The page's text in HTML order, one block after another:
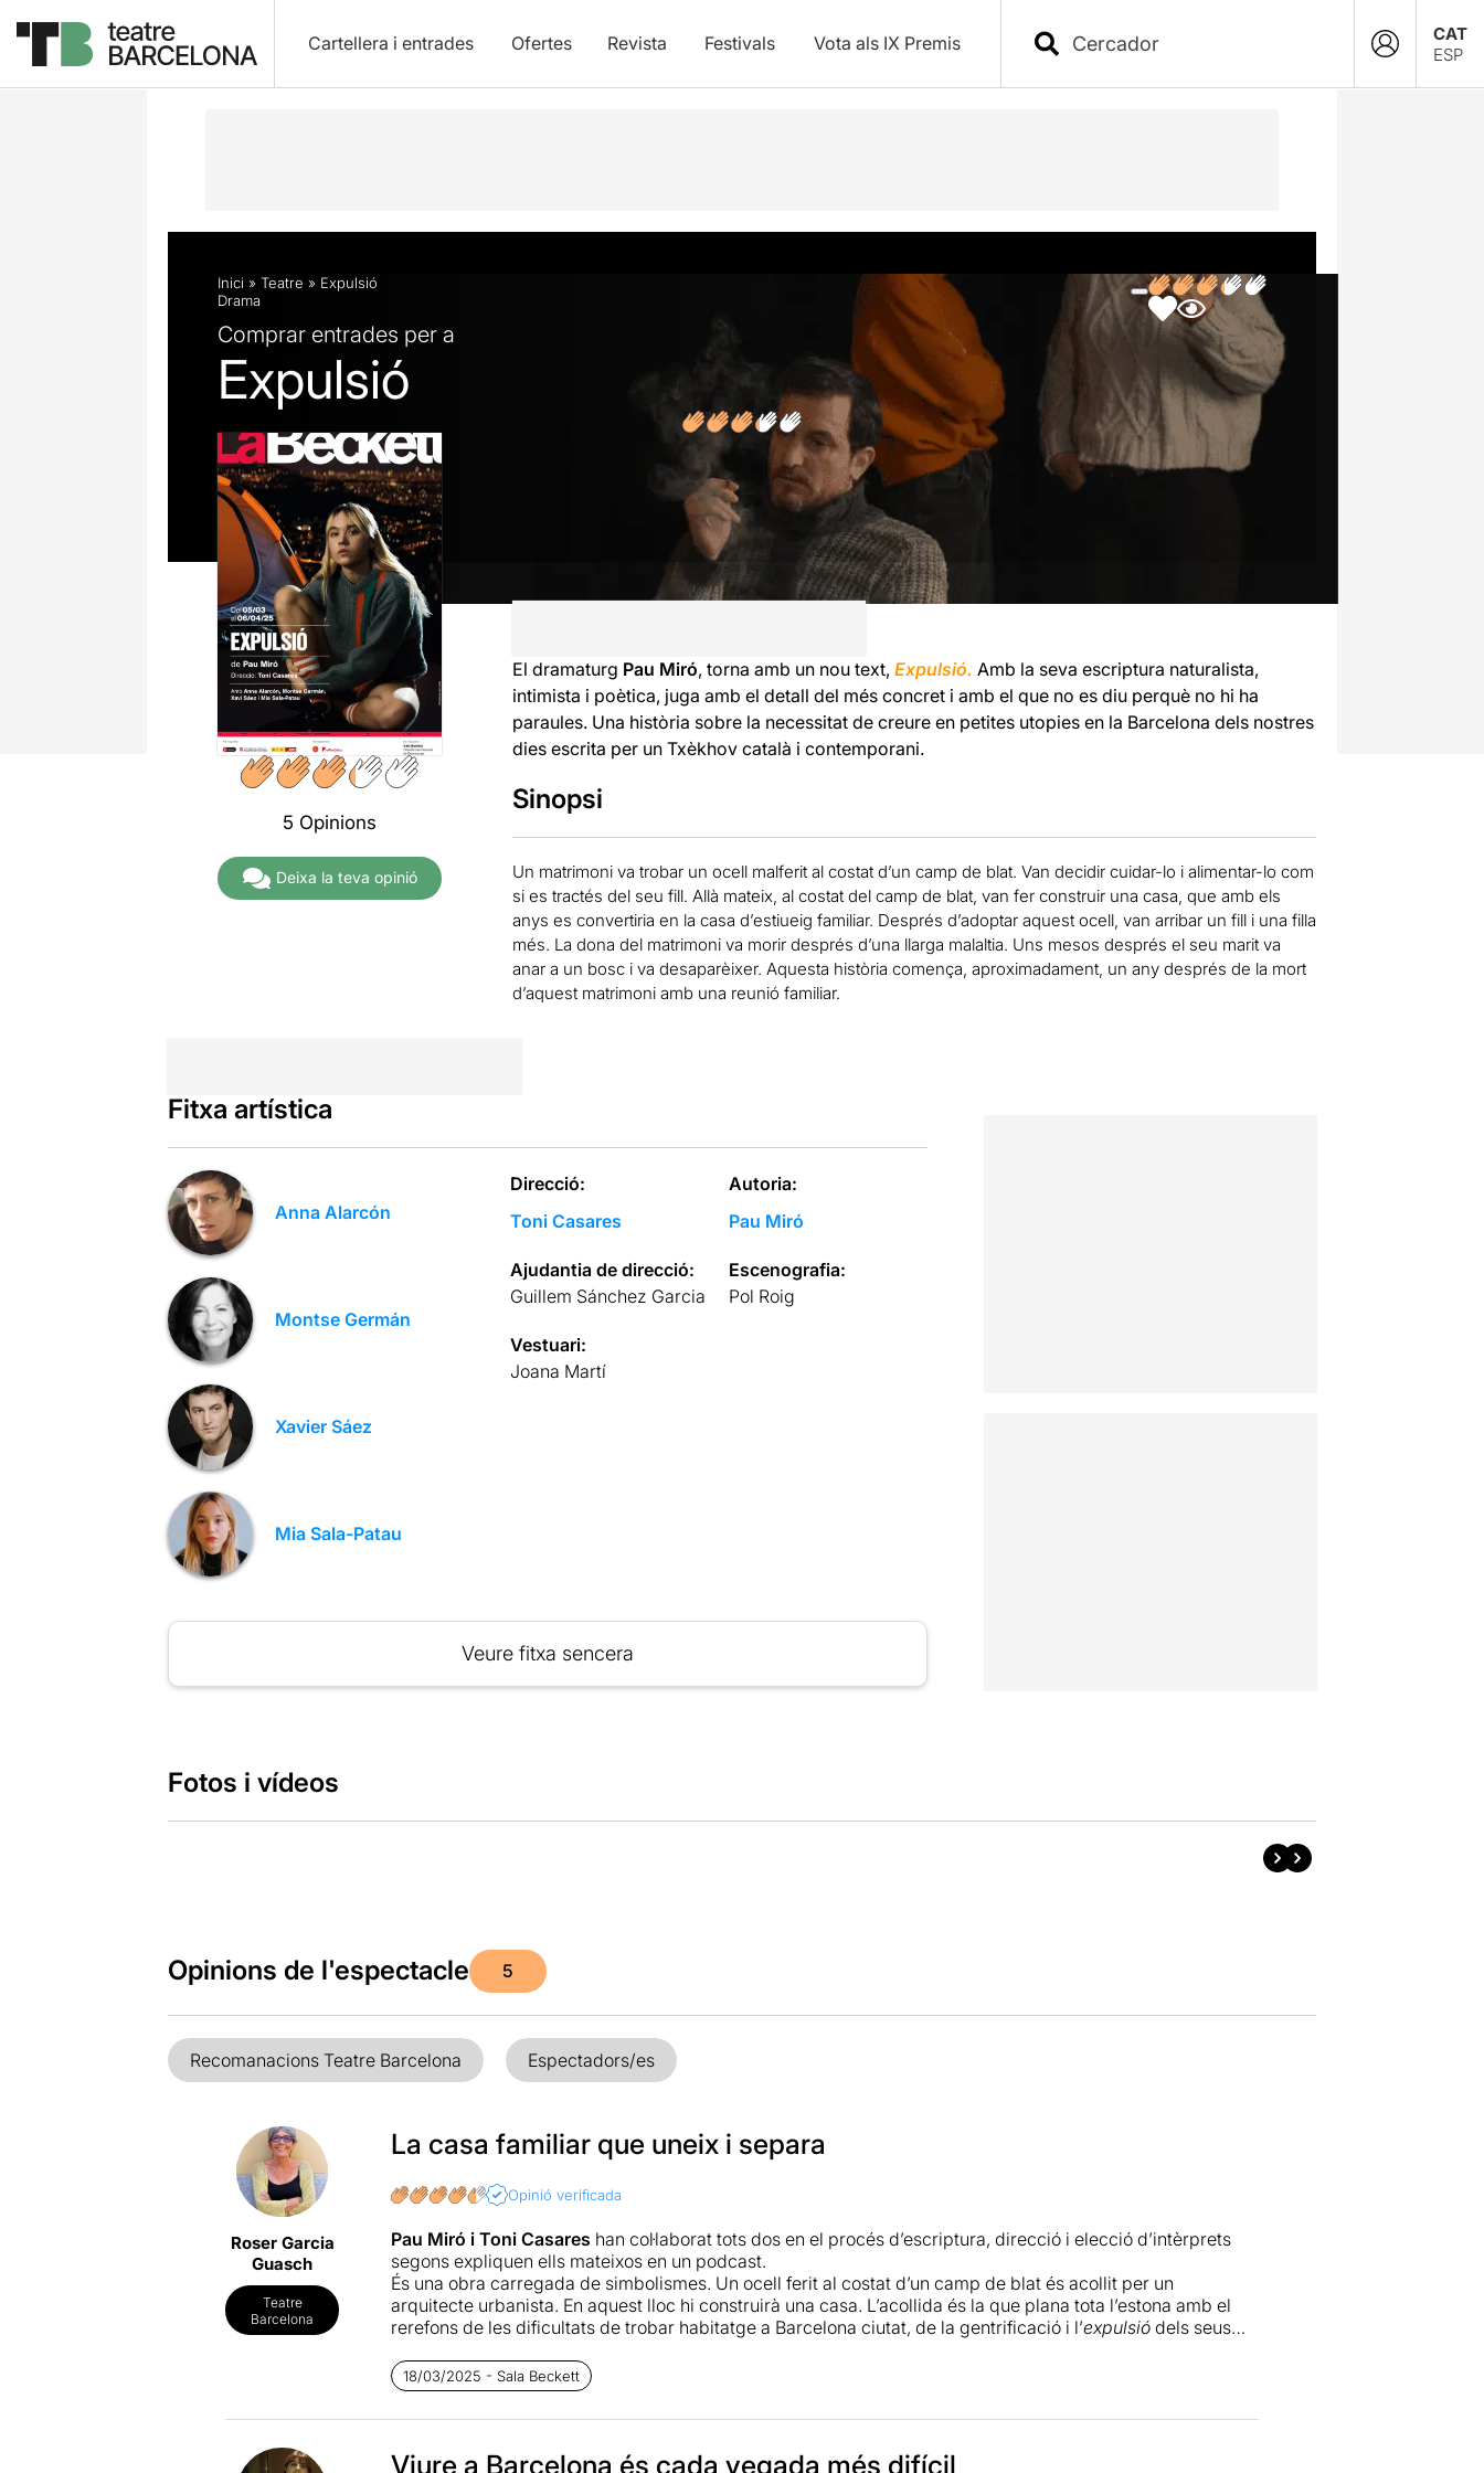
Cartellera i entrades Ofertes Revista Festivals Vota als IX Premis
CAT
ESP
Descripció Fitxa artística Fotos i vídeos Opinions Articles
Inici » Teatre » Expulsió
Drama
Comprar entrades per a
Expulsió
5 Opinions
Deixa la teva opinió
El dramaturg Pau Miró, torna amb un nou text, Expulsió. Amb la seva escriptura naturalista,
intimista i poètica, juga amb el detall del més concret i amb el que no es diu perquè no hi ha
paraules. Una història sobre la necessitat de creure en petites utopies en la Barcelona dels nostres
dies escrita per un Txèkhov català i contemporani.
Sinopsi
Un matrimoni va trobar un ocell malferit al costat d’un camp de blat. Van decidir cuidar-lo i alimentar-lo com
si es tractés del seu fill. Allà mateix, al costat del camp de blat, van fer construir una casa, que amb els
anys es convertiria en la casa d’estiueig familiar. Després d’adoptar aquest ocell, van arribar un fill i una filla
més. La dona del matrimoni va morir després d’una llarga malaltia. Uns mesos després el seu marit va
anar a un bosc i va desaparèixer. Aquesta història comença, aproximadament, un any després de la mort
d’aquest matrimoni amb una reunió familiar.
Fitxa artística
Anna Alarcón
Montse Germán
Xavier Sáez
Mia Sala-Patau
Direcció:
Toni Casares
Autoria:
Pau Miró
Ajudantia de direcció:
Guillem Sánchez Garcia
Escenografia:
Pol Roig
Vestuari:
Joana Martí
Veure fitxa sencera
Fotos i vídeos
Opinions de l'espectacle 5
Recomanacions Teatre Barcelona Espectadors/es
Roser Garcia
Guasch
Teatre
Barcelona
La casa familiar que uneix i separa
Opinió verificada
Pau Miró i Toni Casares han col·laborat tots dos en el procés d’escriptura, direcció i elecció d’intèrprets
segons expliquen ells mateixos en un podcast.
És una obra carregada de simbolismes. Un ocell ferit al costat d’un camp de blat és acollit per un
arquitecte urbanista. En aquest lloc hi construirà una casa. L’acollida és la que plana tota l’estona amb el
rerefons de les dificultats de trobar habitatge a Barcelona ciutat, de la gentrificació i l’expulsiódels seus
Tres germans, tres reconeguts intèrprets,
dels pares després de la mort del pare, i el que havia de ser una trobada agradable acaba amb retrets per
diferències ideològiques i maneres diferents d’haver viscut la seva infància. Les actituds, més que les
donant mica a mica i el teixit argumental va creixent amb els punts de vista dels tres germans.
18/03/2025 - Sala Beckett
Viure a Barcelona és cada vegada més difícil